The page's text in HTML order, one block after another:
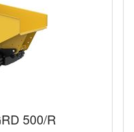
500/R